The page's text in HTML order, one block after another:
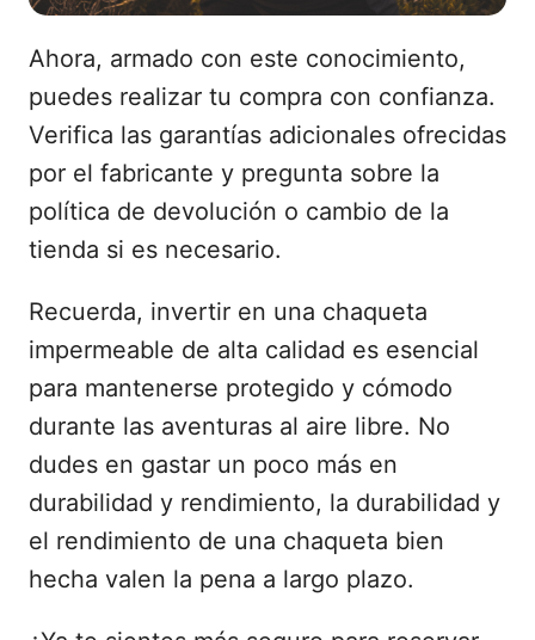
Ahora, armado con este conocimiento,
puedes realizar tu compra con confianza.
Verifica las garantías adicionales ofrecidas
por el fabricante y pregunta sobre la
política de devolución o cambio de la
tienda si es necesario.
Recuerda, invertir en una chaqueta
impermeable de alta calidad es esencial
para mantenerse protegido y cómodo
durante las aventuras al aire libre. No
dudes en gastar un poco más en
durabilidad y rendimiento, la durabilidad y
el rendimiento de una chaqueta bien
hecha valen la pena a largo plazo.